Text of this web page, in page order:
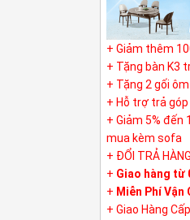
+ Giảm thêm
+ Tặng bàn K3
+ Tặng 2 gối
+ Hỗ trợ trả
+ Giảm 5% đến
mua kèm sofa
+ ĐỔI TRẢ
+ Giao hàng từ
+ Miễn Phí
+ Giao Hàng